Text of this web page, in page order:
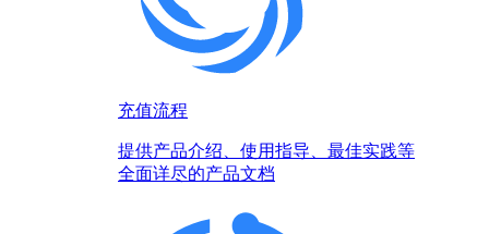
充值流程
提供产品介绍、使用指导、最佳实践等
全面详尽的产品文档